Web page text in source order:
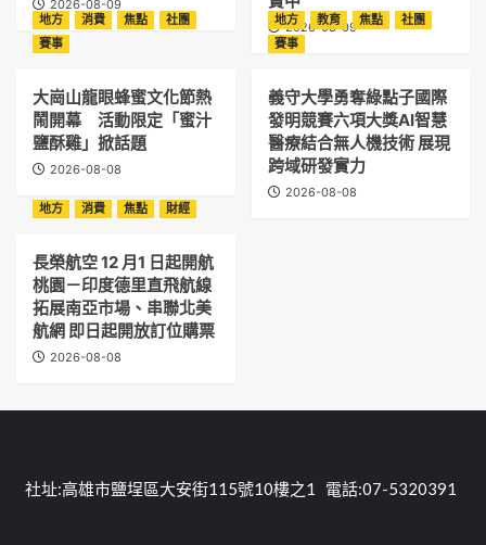
2026-08-09
2026-08-09
地方 消費 焦點
社團
賽事
大崗山龍眼蜂蜜文化節熱
鬧開幕 活動限定「蜜汁
鹽酥雞」掀話題
2026-08-08
地方 教育 焦點
社團
賽事
義守大學勇奪綠點子國際
發明競賽六項大獎AI智慧
醫療結合無人機技術 展現
跨域研發實力
2026-08-08
地方
消費 焦點 財經
長榮航空 12 月1 日起開航
桃園－印度德里直飛航線
拓展南亞市場、串聯北美
航網 即日起開放訂位購票
2026-08-08
社址:高雄市鹽埕區大安街115號10樓之1 電話:07-5320391